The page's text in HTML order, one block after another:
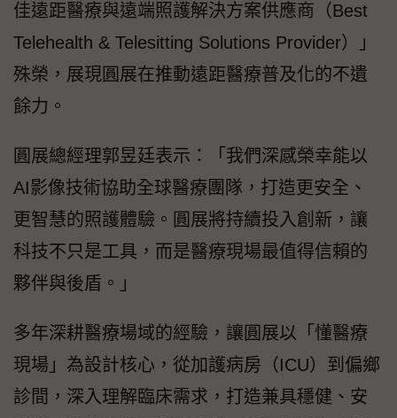
佳遠距醫療與遠端照護解決方案供應商（Best
Telehealth & Telesitting Solutions Provider）」
殊榮，展現圓展在推動遠距醫療普及化的不遺
餘力。
圓展總經理郭昱廷表示：「我們深感榮幸能以
AI影像技術協助全球醫療團隊，打造更安全、
更智慧的照護體驗。圓展將持續投入創新，讓
科技不只是工具，而是醫療現場最值得信賴的
夥伴與後盾。」
多年深耕醫療場域的經驗，讓圓展以「懂醫療
現場」為設計核心，從加護病房（ICU）到偏鄉
診間，深入理解臨床需求，打造兼具穩健、安